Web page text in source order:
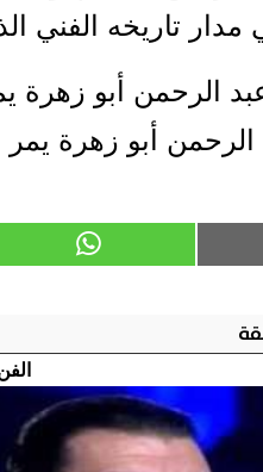
تاريخه الفني الذي
الرحمن أبو زهرة